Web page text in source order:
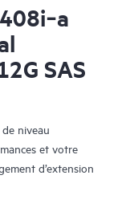
SAS
niveau
et votre
d’extension